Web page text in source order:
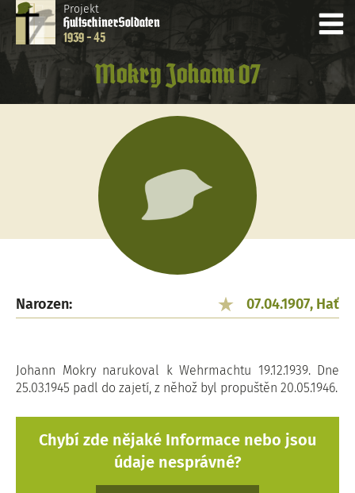
Projekt
HultschinerSoldaten
1939 - 45
Mokry Johann 07
Narozen: 07.04.1907, Hať
Johann Mokry narukoval k Wehrmachtu 19.12.1939. Dne
25.03.1945 padl do zajetí, z něhož byl propuštěn 20.05.1946.
Chybí zde nějaké Informace nebo jsou
údaje nesprávné?